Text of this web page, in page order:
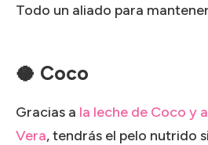
Todo un aliado para
🥥 Coco
Gracias a la leche de Coco y
Vera, tendrás el pelo nutrido